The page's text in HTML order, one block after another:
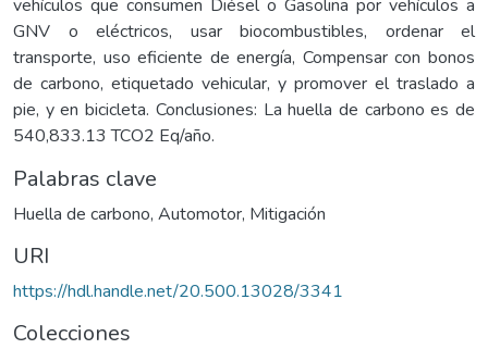
vehículos que consumen Diésel o Gasolina por vehículos a
GNV o eléctricos, usar biocombustibles, ordenar el
transporte, uso eficiente de energía, Compensar con bonos
de carbono, etiquetado vehicular, y promover el traslado a
pie, y en bicicleta. Conclusiones: La huella de carbono es de
540,833.13 TCO2 Eq/año.
Palabras clave
Huella de carbono, Automotor, Mitigación
URI
https://hdl.handle.net/20.500.13028/3341
Colecciones